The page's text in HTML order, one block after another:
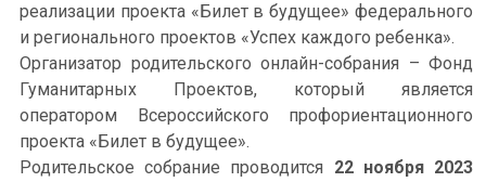
реализации проекта «Билет в будущее» федерального
и регионального проектов «Успех каждого ребенка».
Организатор родительского онлайн-собрания – Фонд
Гуманитарных Проектов, который является
оператором Всероссийского профориентационного
проекта «Билет в будущее».
Родительское собрание проводится 22 ноября 2023